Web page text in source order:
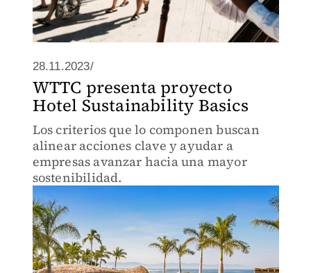
28.11.2023/
WTTC presenta proyecto
Hotel Sustainability Basics
Los criterios que lo componen buscan
alinear acciones clave y ayudar a
empresas avanzar hacia una mayor
sostenibilidad.